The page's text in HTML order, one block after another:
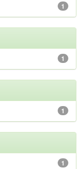
1
1
1
1